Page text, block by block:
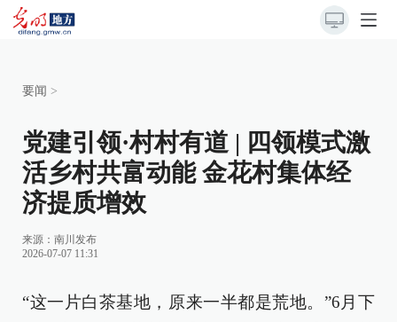
要闻 >
党建引领·村村有道 | 四领模式激
活乡村共富动能 金花村集体经
济提质增效
来源： 南川发布
2026-07-07 11:31
“这一片白茶基地，原来一半都是荒地。”6月下